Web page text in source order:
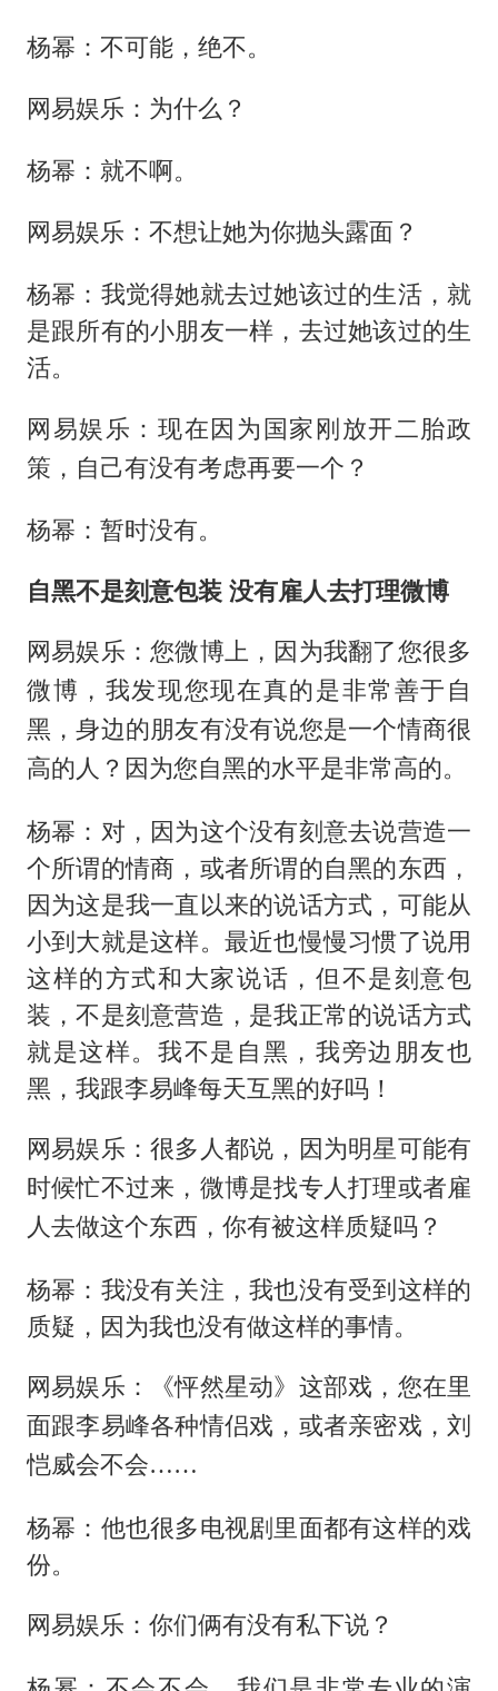
杨幂：不可能，绝不。
网易娱乐：为什么？
杨幂：就不啊。
网易娱乐：不想让她为你抛头露面？
杨幂：我觉得她就去过她该过的生活，就
是跟所有的小朋友一样，去过她该过的生
活。
网易娱乐：现在因为国家刚放开二胎政
策，自己有没有考虑再要一个？
杨幂：暂时没有。
自黑不是刻意包装 没有雇人去打理微博
网易娱乐：您微博上，因为我翻了您很多
微博，我发现您现在真的是非常善于自
黑，身边的朋友有没有说您是一个情商很
高的人？因为您自黑的水平是非常高的。
杨幂：对，因为这个没有刻意去说营造一
个所谓的情商，或者所谓的自黑的东西，
因为这是我一直以来的说话方式，可能从
小到大就是这样。最近也慢慢习惯了说用
这样的方式和大家说话，但不是刻意包
装，不是刻意营造，是我正常的说话方式
就是这样。我不是自黑，我旁边朋友也
黑，我跟李易峰每天互黑的好吗！
网易娱乐：很多人都说，因为明星可能有
时候忙不过来，微博是找专人打理或者雇
人去做这个东西，你有被这样质疑吗？
杨幂：我没有关注，我也没有受到这样的
质疑，因为我也没有做这样的事情。
网易娱乐：《怦然星动》这部戏，您在里
面跟李易峰各种情侣戏，或者亲密戏，刘
恺威会不会……
杨幂：他也很多电视剧里面都有这样的戏
份。
网易娱乐：你们俩有没有私下说？